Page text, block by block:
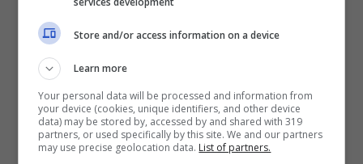
Come svelato dal giornalista Ciro Troise,
Antonio Conte sta pensando di rivoluzionare
Store and/or access information on a device
Learn more
Your personal data will be processed and information from
your device (cookies, unique identifiers, and other device
data) may be stored by, accessed by and shared with 319
partners, or used specifically by this site. We and our partners
may use precise geolocation data. List of partners.